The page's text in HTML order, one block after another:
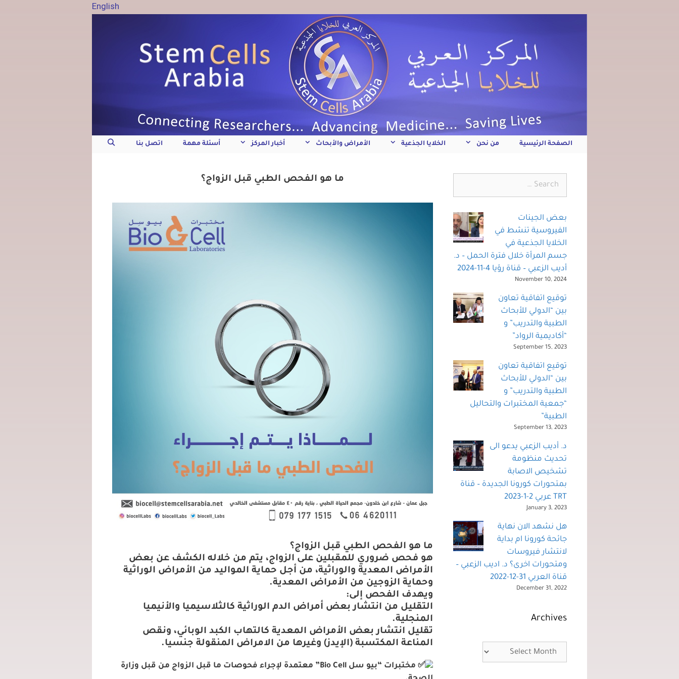
English
الصفحة الرئيسية من نحن الخلايا الجذعية الأمراض والأبحاث أخبار المركز أسئلة مهمة اتصل بنا
ما هو الفحص الطبي قبل الزواج؟
ما هو الفحص الطبي قبل الزواج؟
هو فحص ضروري للمقبلين على الزواج، يتم من خلاله الكشف عن بعض
الأمراض المعدية والوراثية، من أجل حماية المواليد من الأمراض الوراثية
وحماية الزوجين من الأمراض المعدية.
ويهدف الفحص إلى:
التقليل من انتشار بعض أمراض الدم الوراثية كالثلاسيميا والأنيميا
المنجلية.
تقليل انتشار بعض الأمراض المعدية كالتهاب الكبد الوبائي، ونقص
المناعة المكتسبة (الإيدز) وغيرها من الامراض المنقولة جنسيا.
مختبرات “بيو سل Bio Cell” معتمدة لإجراء فحوصات ما قبل الزواج من قبل وزارة
بعض الجينات
الفيروسية تنشط في
الخلايا الجذعية في
جسم المرأة خلال فترة الحمل – د.
أديب الزعبي – قناة رؤيا 4-11-2024
November 10, 2024
توقيع اتفاقية تعاون
بين “الدولي للأبحاث
الطبية والتدريب” و
“أكاديمية الرواد”
September 15, 2023
توقيع اتفاقية تعاون
بين “الدولي للأبحاث
الطبية والتدريب” و
“جمعية المختبرات والتحاليل
الطبية”
September 13, 2023
د. أديب الزعبي يدعو الى
تحديث منظومة
تشخيص الاصابة
بمتحورات كورونا الجديدة – قناة
TRT عربي 2-1-2023
January 3, 2023
هل نشهد الان نهاية
جائحة كورونا ام بداية
لانتشار فيروسات
ومتحورات اخرى؟ د. اديب الزعبي –
قناة العربي 31-12-2022
December 31, 2022
Archives